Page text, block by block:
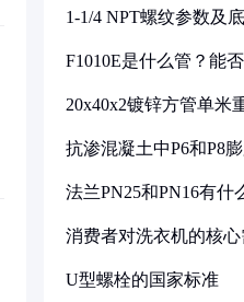
1-1/4 NPT螺纹参数及
F1010E是什么管？能
20x40x2镀锌方管单米
抗渗混凝土中P6和P8
法兰PN25和PN16有什
消费者对洗衣机的核
U型螺栓的国家标准